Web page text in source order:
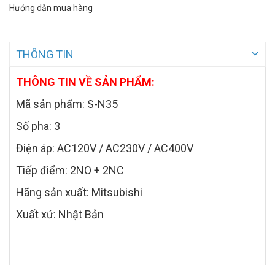
Hướng dẫn mua hàng
THÔNG TIN
THÔNG TIN VỀ SẢN PHẨM:
Mã sản phẩm: S-N35
Số pha: 3
Điện áp: AC120V / AC230V / AC400V
Tiếp điểm: 2NO + 2NC
Hãng sản xuất: Mitsubishi
Xuất xứ: Nhật Bản